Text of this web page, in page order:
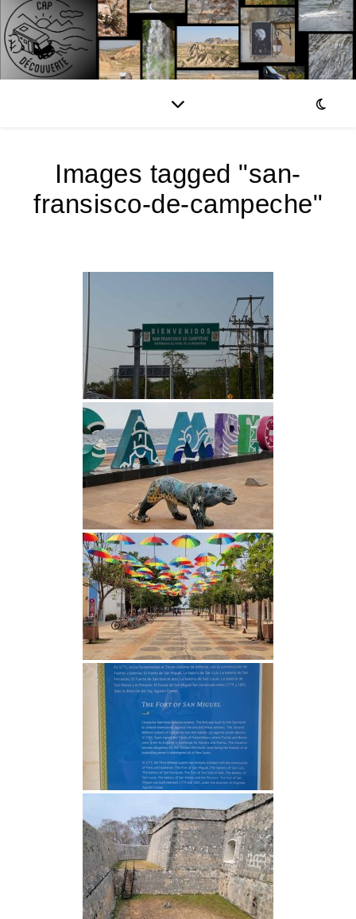
Images tagged "san-
fransisco-de-campeche"